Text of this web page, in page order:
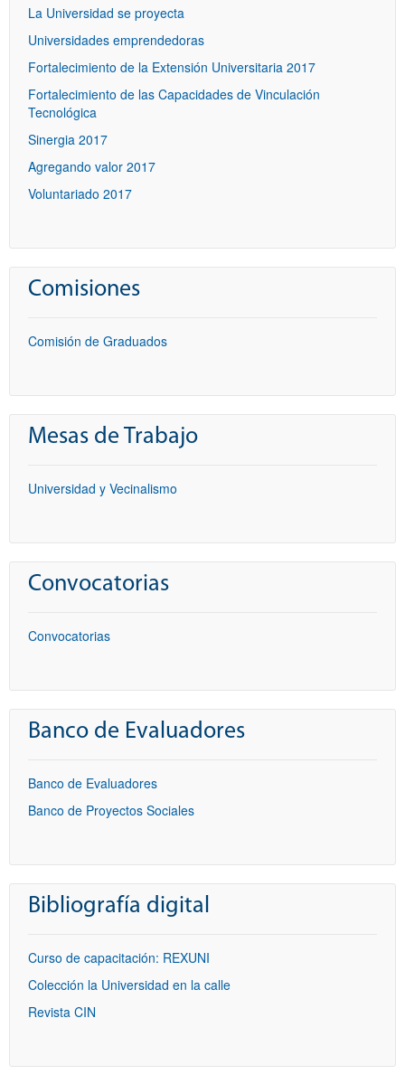
La Universidad se proyecta
Universidades emprendedoras
Fortalecimiento de la Extensión Universitaria 2017
Fortalecimiento de las Capacidades de Vinculación
Tecnológica
Sinergia 2017
Agregando valor 2017
Voluntariado 2017
Comisiones
Comisión de Graduados
Mesas de Trabajo
Universidad y Vecinalismo
Convocatorias
Convocatorias
Banco de Evaluadores
Banco de Evaluadores
Banco de Proyectos Sociales
Bibliografía digital
Curso de capacitación: REXUNI
Colección la Universidad en la calle
Revista CIN